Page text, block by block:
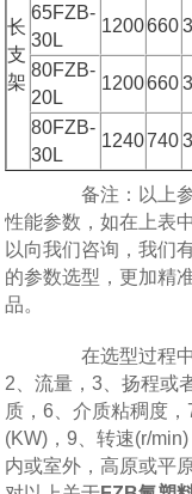
长
支
架
65FZB-
30L
1200660
80FZB-
20L
1200660
80FZB-
30L
1240740
备注：以上参
性能参数，如在上表
以向我们咨询，我们
的参数选型，更加精
品。
在选型过程中
2、流量，3、扬程或
质，6、介质粘稠度
(KW)，9、转速(r/
内或室外，高原或平